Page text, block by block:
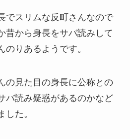
でスリムな反町さんなので
昔から身長をサバ読みして
のりあるようです。
の見た目の身長に公称との
バ読み疑惑があるのかなど
た。